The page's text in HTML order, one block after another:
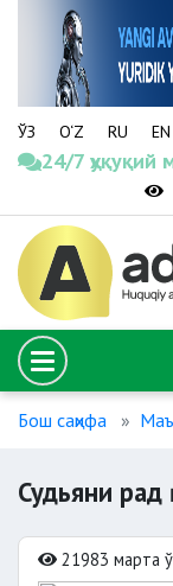
ЎЗ O‘Z RU EN
24/7 ҳуқуқий
Бош саҳифа
Судьяни
21983 марта